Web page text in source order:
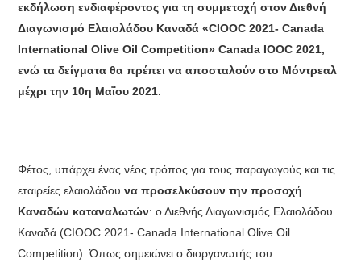
εκδήλωση ενδιαφέροντος για τη συμμετοχή στον Διεθνή
Διαγωνισμό Ελαιολάδου Καναδά «CIOOC 2021- Canada
International Olive Oil Competition» Canada IOOC 2021,
ενώ τα δείγματα θα πρέπει να αποσταλούν στο Μόντρεαλ
μέχρι την 10η Μαΐου 2021.
Φέτος, υπάρχει ένας νέος τρόπος για τους παραγωγούς και τις
εταιρείες ελαιολάδουνα προσελκύσουν την προσοχή
Καναδών καταναλωτών: ο Διεθνής Διαγωνισμός Ελαιολάδου
Καναδά (CIOOC 2021- Canada International Olive Oil
Competition). Όπως σημειώνει ο διοργανωτής του